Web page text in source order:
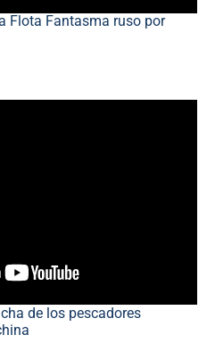
Flota Fantasma ruso por
de los pescadores